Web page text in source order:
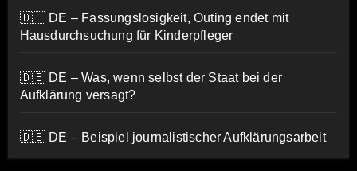
🇩🇪 DE – Fassungslosigkeit, Outing endet mit
Hausdurchsuchung für Kinderpfleger
🇩🇪 DE – Was, wenn selbst der Staat bei der
Aufklärung versagt?
🇩🇪 DE – Beispiel journalistischer Aufklärungsarbeit